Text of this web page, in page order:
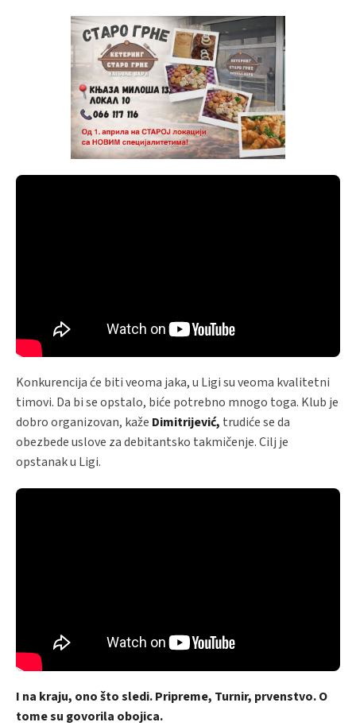
Konkurencija će biti veoma jaka, u Ligi su veoma kvalitetni
timovi. Da bi se opstalo, biće potrebno mnogo toga. Klub je
dobro organizovan, kaže Dimitrijević, trudiće se da
obezbede uslove za debitantsko takmičenje. Cilj je
opstanak u Ligi.
I na kraju, ono što sledi. Pripreme, Turnir, prvenstvo. O
tome su govorila obojica.